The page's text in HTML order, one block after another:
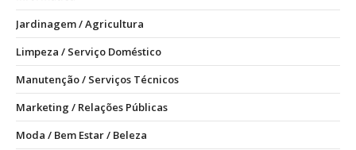
Jardinagem / Agricultura
Limpeza / Serviço Doméstico
Manutenção / Serviços Técnicos
Marketing / Relações Públicas
Moda / Bem Estar / Beleza